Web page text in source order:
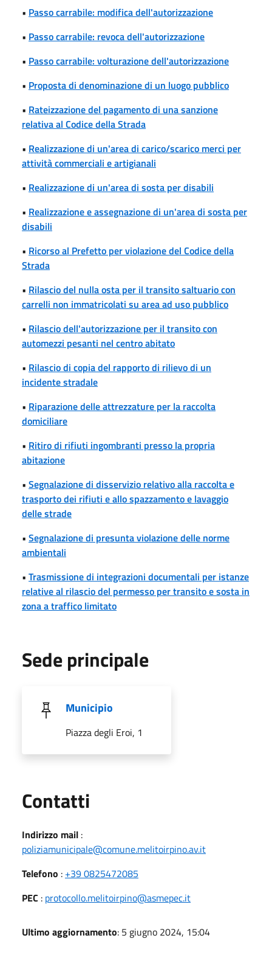
• Passo carrabile: modifica dell'autorizzazione
• Passo carrabile: revoca dell'autorizzazione
• Passo carrabile: volturazione dell'autorizzazione
• Proposta di denominazione di un luogo pubblico
• Rateizzazione del pagamento di una sanzione
relativa al Codice della Strada
• Realizzazione di un'area di carico/scarico merci per
attività commerciali e artigianali
• Realizzazione di un'area di sosta per disabili
• Realizzazione e assegnazione di un'area di sosta per
disabili
• Ricorso al Prefetto per violazione del Codice della
Strada
• Rilascio del nulla osta per il transito saltuario con
carrelli non immatricolati su area ad uso pubblico
• Rilascio dell'autorizzazione per il transito con
automezzi pesanti nel centro abitato
• Rilascio di copia del rapporto di rilievo di un
incidente stradale
• Riparazione delle attrezzature per la raccolta
domiciliare
• Ritiro di rifiuti ingombranti presso la propria
abitazione
• Segnalazione di disservizio relativo alla raccolta e
trasporto dei rifiuti e allo spazzamento e lavaggio
delle strade
• Segnalazione di presunta violazione delle norme
ambientali
• Trasmissione di integrazioni documentali per istanze
relative al rilascio del permesso per transito e sosta in
zona a traffico limitato
Sede principale
Municipio
Piazza degli Eroi, 1
Contatti
Indirizzo mail :
poliziamunicipale@comune.melitoirpino.av.it
Telefono : +39 0825472085
PEC : protocollo.melitoirpino@asmepec.it
Ultimo aggiornamento: 5 giugno 2024, 15:04